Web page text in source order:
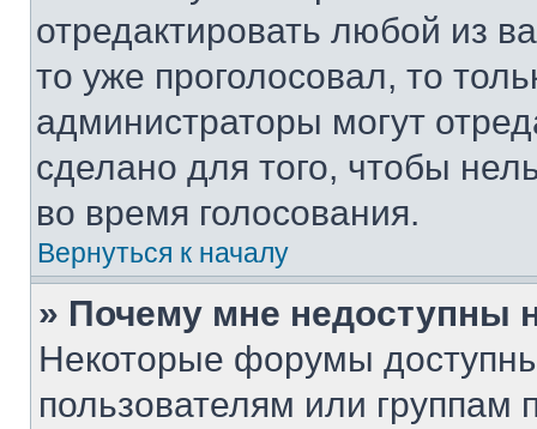
отредактировать любой из
то уже проголосовал, то
администраторы могут
сделано для того, чтобы
во время голосования.
Вернуться к началу
» Почему мне недоступны
Некоторые форумы
пользователям или группам